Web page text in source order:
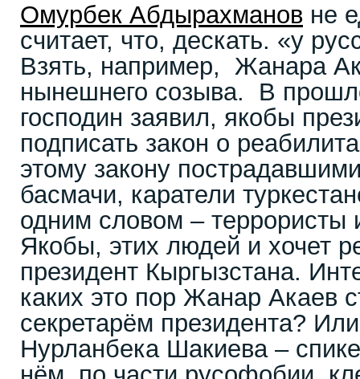
Омурбек Абдырахманов не
считает, что, дескать. «у
Взять, например, Жанара
нынешнего созыва. В
господин заявил, якобы
подписать закон о
этому закону
басмачи, каратели
одним словом – террористы
Якобы, этих людей и хочет
президент Кыргызстана.
каких это пор Жанар Акаев
секретарём президента?
Нурланбека Шакиева –